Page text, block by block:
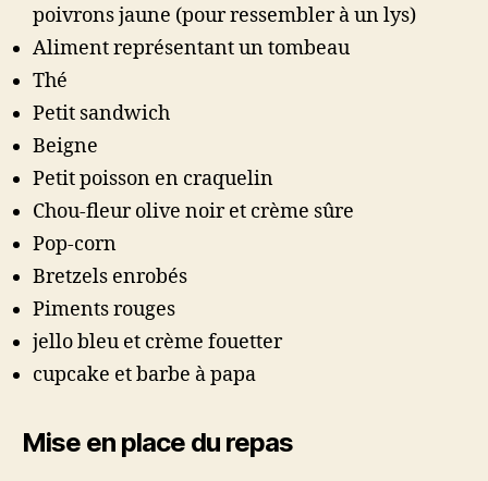
poivrons jaune (pour ressembler à un lys)
Aliment représentant un tombeau
Thé
Petit sandwich
Beigne
Petit poisson en craquelin
Chou-fleur olive noir et crème sûre
Pop-corn
Bretzels enrobés
Piments rouges
jello bleu et crème fouetter
cupcake et barbe à papa
Mise en place du repas